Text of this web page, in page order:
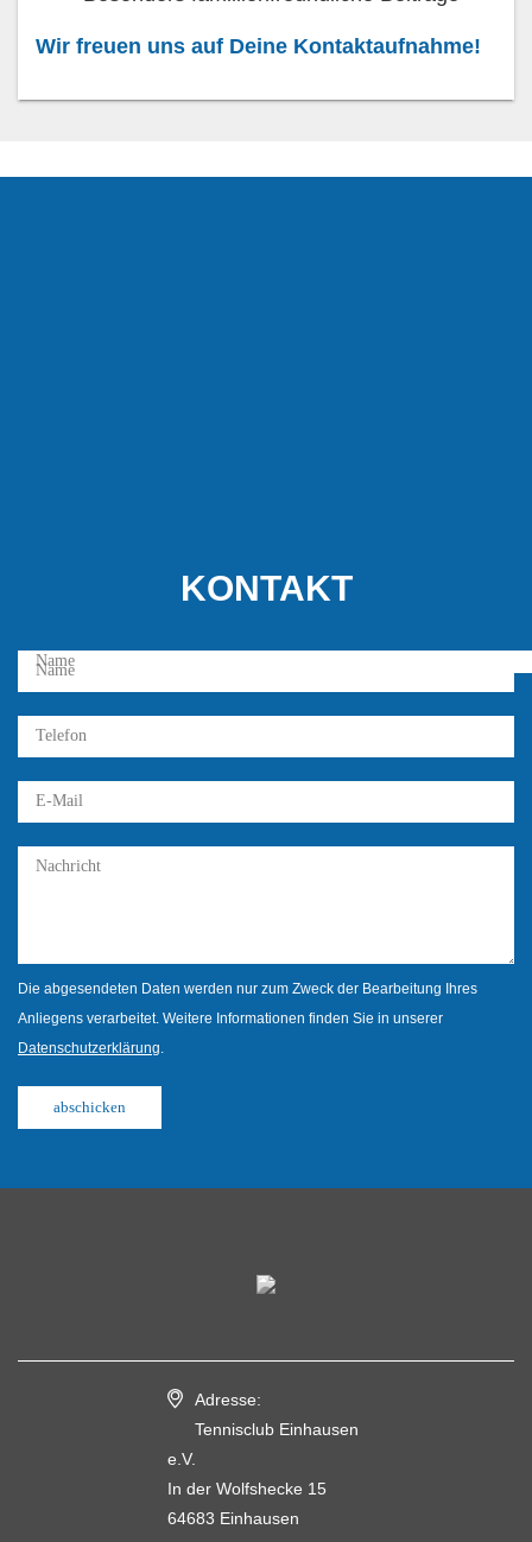
Wir freuen uns auf Deine Kontaktaufnahme!
KONTAKT
Die abgesendeten Daten werden nur zum Zweck der Bearbeitung Ihres
Anliegens verarbeitet. Weitere Informationen finden Sie in unserer
Datenschutzerklärung.
abschicken
Adresse:
Tennisclub Einhausen
e.V.
In der Wolfshecke 15
64683 Einhausen